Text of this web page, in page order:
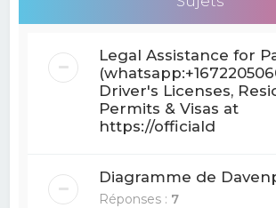
Legal Assistance for
Driver's Licenses,
Permits & Visas at
https://officiald
Diagramme de
Réponses : 7